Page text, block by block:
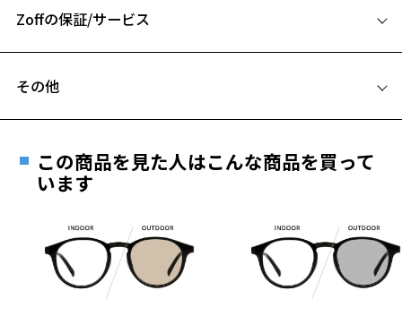
で心地よく楽しめます。
ヘアピン状の新構造が頭にフィットする「Zoff CLAP CLICK構造」を
テンプル部分が髪留めで使用されるヘアピンクリップのような構造に
ット。
運動時のストレスを軽減します。
キャップの上からもサングラスを固定できる優れもの。
レンズカラーはゴルフにお勧めの「MOSS GREEN 85％」「AMBER B
ROWN 85％」を採用。
「MOSS GREEN 85％」
グリーンは裸眼に近い自然な色調で、色ずれを抑制。
B ブリッジ(鼻部分)の横幅：19mm
フレームとレンズの合計料金を知りたい方へ
Zoffの保証/サービス
安心1 フレーム１年間品質保証
日または発送日より１年間修理又は交換させて頂
きます。
※保証期間内に交換が行われた場合、保証期間は初期の期間から
延長されません。
その他
ご希望のお客さまは、「レンズ交換券」をお選びのうえ、
最寄りのZoff実店舗にてレンズをお買い求めください。
※サングラスやパッケージ品では「レンズ交換券」はお選び
談ください。
この商品を見た人はこんな商品を買って
います